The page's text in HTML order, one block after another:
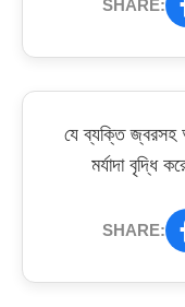
SHARE:
যে ব্যক্তি জ্বরসহ
মর্যাদা বৃদ্ধি
SHARE: